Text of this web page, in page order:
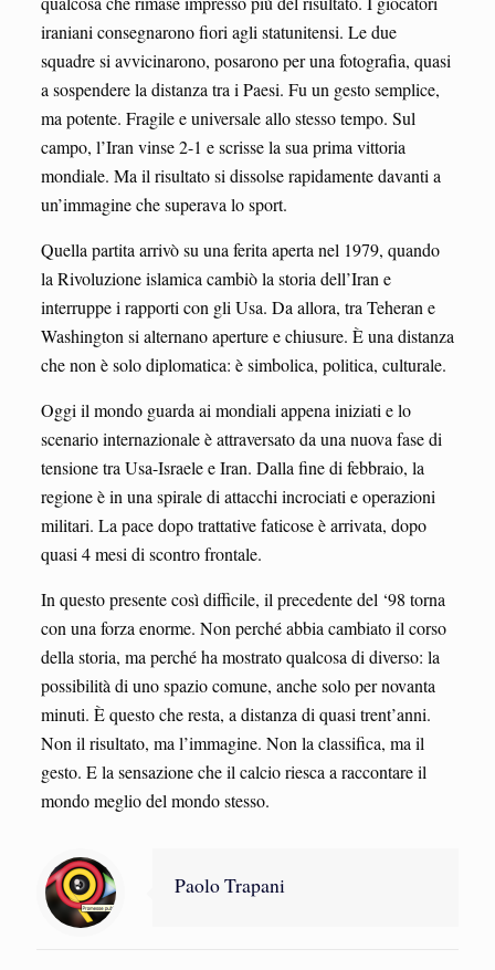
iraniani consegnarono fiori agli statunitensi. Le due
squadre si avvicinarono, posarono per una fotografia, quasi
a sospendere la distanza tra i Paesi. Fu un gesto semplice,
ma potente. Fragile e universale allo stesso tempo. Sul
campo, l’Iran vinse 2-1 e scrisse la sua prima vittoria
mondiale. Ma il risultato si dissolse rapidamente davanti a
un’immagine che superava lo sport.
Quella partita arrivò su una ferita aperta nel 1979, quando
la Rivoluzione islamica cambiò la storia dell’Iran e
interruppe i rapporti con gli Usa. Da allora, tra Teheran e
Washington si alternano aperture e chiusure. È una distanza
che non è solo diplomatica: è simbolica, politica, culturale.
Oggi il mondo guarda ai mondiali appena iniziati e lo
scenario internazionale è attraversato da una nuova fase di
tensione tra Usa-Israele e Iran. Dalla fine di febbraio, la
regione è in una spirale di attacchi incrociati e operazioni
militari. La pace dopo trattative faticose è arrivata, dopo
quasi 4 mesi di scontro frontale.
In questo presente così difficile, il precedente del ‘98 torna
con una forza enorme. Non perché abbia cambiato il corso
della storia, ma perché ha mostrato qualcosa di diverso: la
possibilità di uno spazio comune, anche solo per novanta
minuti. È questo che resta, a distanza di quasi trent’anni.
Non il risultato, ma l’immagine. Non la classifica, ma il
gesto. E la sensazione che il calcio riesca a raccontare il
mondo meglio del mondo stesso.
Paolo Trapani